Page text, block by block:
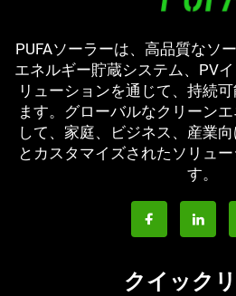
PUFAソーラーは、高品質なソ
エネルギー貯蔵システム、PV
リューションを通じて、持続
ます。グローバルなクリーン
して、家庭、ビジネス、産業
とカスタマイズされたソリュ
す。
クイック